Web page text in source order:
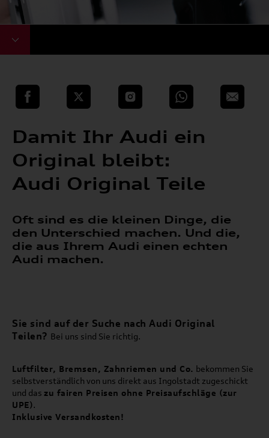
teilen Twitter Instagram WhatsApp E-Mail
Damit Ihr Audi ein
Original bleibt:
Audi Original Teile
Oft sind es die kleinen Dinge, die
den Unterschied machen. Und die,
die aus Ihrem Audi einen echten
Audi machen.
Sie sind auf der Suche nach Audi Original
Teilen? Bei uns sind Sie richtig.
Luftfilter, Bremsen, Zahnriemen und Co. bekommen Sie
selbstverständlich von uns direkt aus Ingolstadt zugeschickt
und das zu fairen Preisen ohne Preisaufschläge (zur
UPE).
Inklusive Versandkosten!